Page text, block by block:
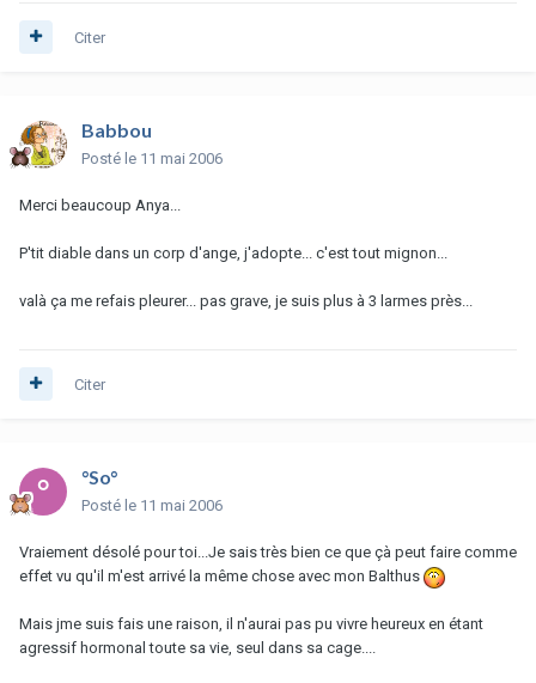
Citer
Babbou
Posté le 11 mai 2006
Merci beaucoup Anya...
P'tit diable dans un corp d'ange, j'adopte... c'est tout mignon...
valà ça me refais pleurer... pas grave, je suis plus à 3 larmes près...
Citer
°So°
Posté le 11 mai 2006
Vraiement désolé pour toi...Je sais très bien ce que çà peut faire comme
effet vu qu'il m'est arrivé la même chose avec mon Balthus
Mais jme suis fais une raison, il n'aurai pas pu vivre heureux en étant
agressif hormonal toute sa vie, seul dans sa cage....